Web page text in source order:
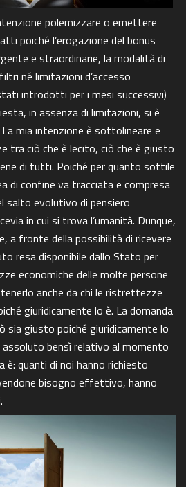
polemizzare o emettere
poiché l’erogazione del bonus
e straordinarie, la modalità di
né limitazioni d’accesso
introdotti per i mesi successivi)
in assenza di limitazioni, si è
mia intenzione è sottolineare e
tra ciò che è lecito, ciò che è giusto
di tutti. Poiché per quanto sottile
di confine va tracciata e compresa
salto evolutivo di pensiero
in cui si trova l’umanità. Dunque,
a fronte della possibilità di ricevere
resa disponibile dallo Stato per
economiche delle molte persone
anche da chi le ristrettezze
giuridicamente lo è. La domanda
sia giusto poiché giuridicamente lo
assoluto bensì relativo al momento
è: quanti di noi hanno richiesto
bisogno effettivo, hanno